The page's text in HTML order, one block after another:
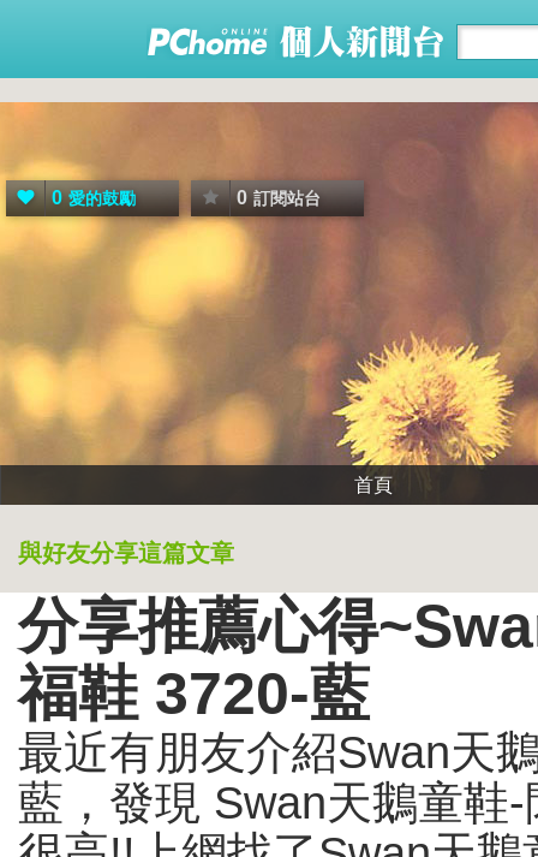
0 愛的鼓勵 0 訂閱站台
首頁
與好友分享這篇文章
分享推薦心得
福鞋 3720-藍
最近有朋友介紹Swan天
藍，發現 Swan天鵝童鞋